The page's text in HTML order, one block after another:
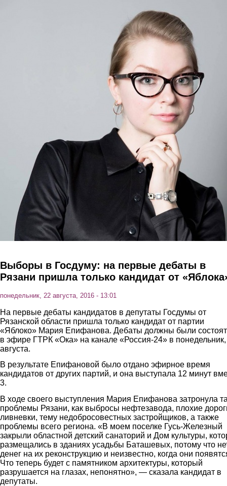
Выборы в Госдуму: на первые дебаты в
Рязани пришла только кандидат от
понедельник, 22 августа, 2016 - 13:01
На первые дебаты кандидатов в депутаты Госдумы от
Рязанской области пришла только кандидат от партии
«Яблоко» Мария Епифанова. Дебаты должны были
в эфире ГТРК «Ока» на канале «Россия-24» в
августа.
В результате Епифановой было отдано эфирное время
кандидатов от других партий, и она выступала 12 минут
3.
В ходе своего выступления Мария Епифанова затронула
проблемы Рязани, как выбросы нефтезавода, плохие
ливневки, тему недобросовестных застройщиков, а также
проблемы всего региона. «В моем поселке Гусь-Железный
закрыли областной детский санаторий и Дом культуры,
размещались в зданиях усадьбы Баташевых, потому что
денег на их реконструкцию и неизвестно, когда они
Что теперь будет с памятником архитектуры, который
разрушается на глазах, непонятно», — сказала кандидат в
депутаты.